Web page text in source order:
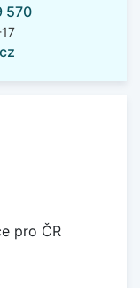
570
pro ČR